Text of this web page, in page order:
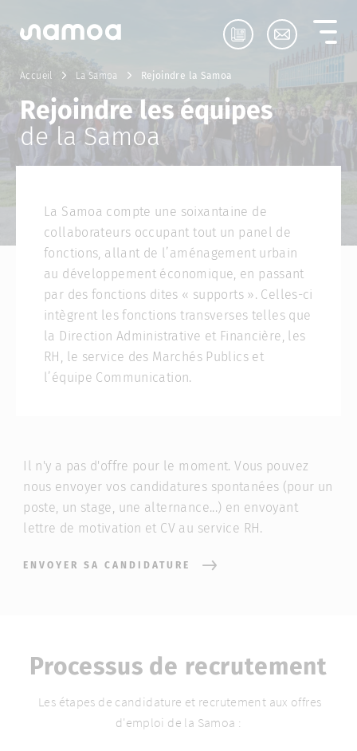
Accueil La Samoa Rejoindre la Samoa
Rejoindre les équipes
de la Samoa
La Samoa compte une soixantaine de
collaborateurs occupant tout un panel de
fonctions, allant de l’aménagement urbain
au développement économique, en passant
par des fonctions dites « supports ». Celles-ci
intègrent les fonctions transverses telles que
la Direction Administrative et Financière, les
RH, le service des Marchés Publics et
l’équipe Communication.
Il n'y a pas d'offre pour le moment. Vous pouvez
nous envoyer vos candidatures spontanées (pour un
poste, un stage, une alternance...) en envoyant
lettre de motivation et CV au service RH.
ENVOYER SA CANDIDATURE
Processus de recrutement
Les étapes de candidature et recrutement aux offres
d'emploi de la Samoa :